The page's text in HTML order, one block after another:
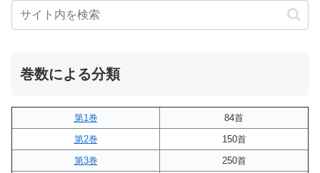
巻数による分類
第1巻
84首
第2巻
150首
第3巻
250首